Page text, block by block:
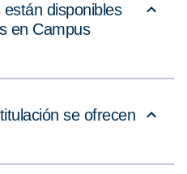
disponibles
en Campus
se ofrecen